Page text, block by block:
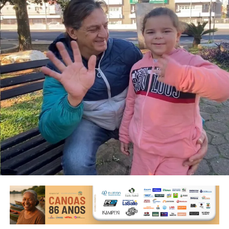
O que começou como um ponto de veraneio passou a se
expandir de forma ainda mais rápida após a emancipação.
Na década de 1970, o município teve ampla expansão
347.657 habitantes, atrás apenas de Caxias do Sul e da
capital.
mesmo tempo em que incentiva hábitos saudáveis por
meio da prática esportiva.